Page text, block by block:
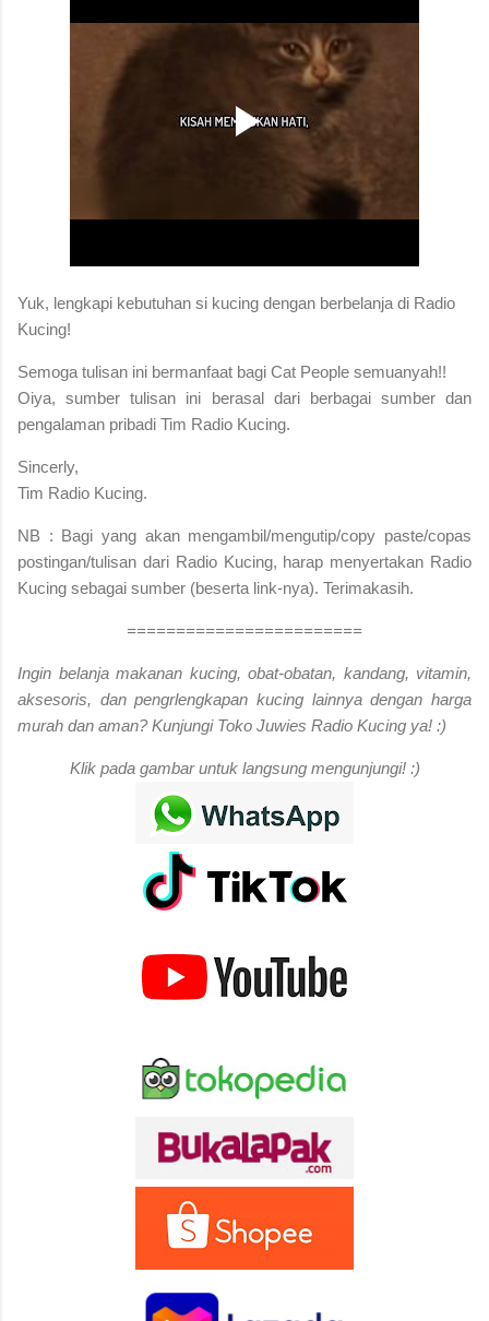
Yuk, lengkapi kebutuhan si kucing dengan berbelanja di Radio
Kucing!
Semoga tulisan ini bermanfaat bagi Cat People semuanyah!!
Oiya, sumber tulisan ini berasal dari berbagai sumber dan
pengalaman pribadi Tim Radio Kucing.
Sincerly,
Tim Radio Kucing.
NB : Bagi yang akan mengambil/mengutip/copy paste/copas
postingan/tulisan dari Radio Kucing, harap menyertakan Radio
Kucing sebagai sumber (beserta link-nya). Terimakasih.
========================
Ingin belanja makanan kucing, obat-obatan, kandang, vitamin,
aksesoris, dan pengrlengkapan kucing lainnya dengan harga
murah dan aman? Kunjungi Toko Juwies Radio Kucing ya! :)
Klik pada gambar untuk langsung mengunjungi! :)